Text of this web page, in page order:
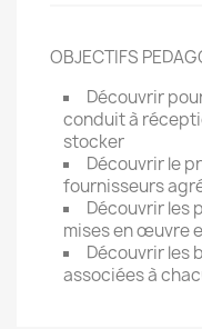
OBJECTIFS
Découvrir
conduit à
stocker
Découvrir le
fournisseurs
Découvrir les
mises en œuvre
Découvrir les
associées à